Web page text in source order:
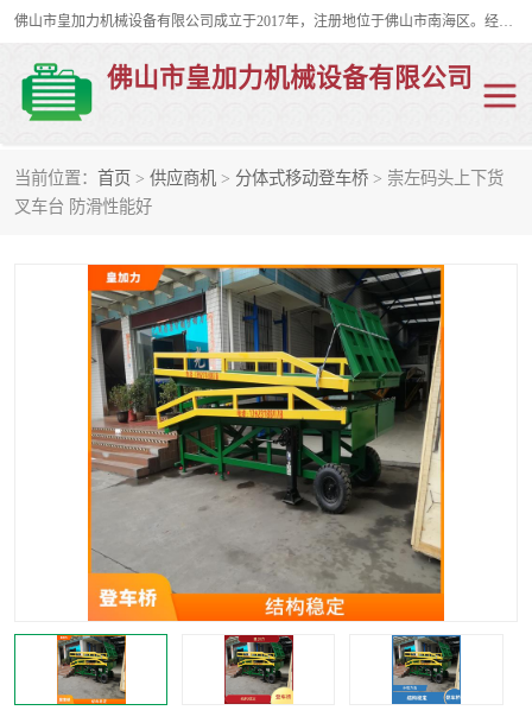
佛山市皇加力机械设备有限公司成立于2017年，注册地位于佛山市南海区。经营范围包括：其他机械设备及电子产品批发、电气设备批发、贸易代理、五金产品批发等；主要产品有：移动式登车桥、叉车装卸货平台、移动式升降机、升降货梯、油桶夹具、电动堆高车。
佛山市皇加力机械设备有限公司
当前位置： 首页 > 供应商机 > 分体式移动登车桥 > 崇左码头上下货
叉车台 防滑性能好
移动式登车桥
步行式电动堆高车 移动登车台
叉车装卸货平台 电动搬运车
移动式升降平台 升降货梯
集装箱装柜平台 油桶夹具